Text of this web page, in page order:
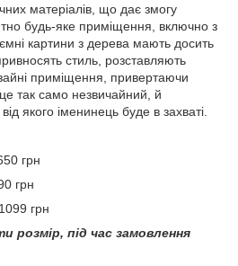
матеріалів, що дає змогу
будь-яке приміщення, включно з
картини з дерева мають досить
стиль, розставляють
приміщення, привертаючи
так само незвичайний, й
якого іменинець буде в захваті.
грн
грн
грн
розмір, під час замовлення